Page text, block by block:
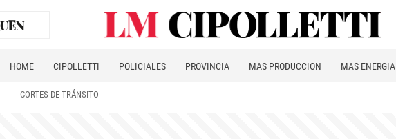
HOME CIPOLLETTI POLICIALES PROVINCIA MÁS PRODUCCIÓN MÁS ENERGÍA
CORTES DE TRÁNSITO